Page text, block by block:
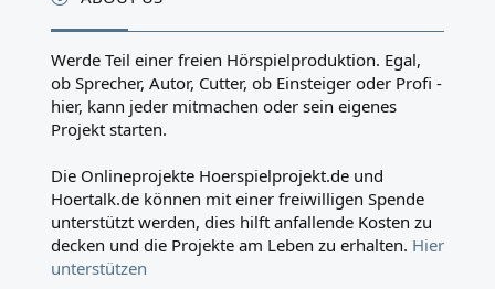
Werde Teil einer freien Hörspielproduktion. Egal,
ob Sprecher, Autor, Cutter, ob Einsteiger oder Profi -
hier, kann jeder mitmachen oder sein eigenes
Projekt starten.
Die Onlineprojekte Hoerspielprojekt.de und
Hoertalk.de können mit einer freiwilligen Spende
unterstützt werden, dies hilft anfallende Kosten zu
decken und die Projekte am Leben zu erhalten. Hier
unterstützen